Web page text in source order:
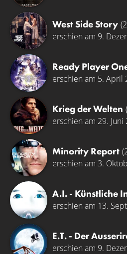
West Side Story
erschien am 9.
Ready Player
erschien am 5. April
Krieg der Welten
erschien am 29. Juni
Minority Report
erschien am 3.
A.I. - Künstliche
erschien am 13.
E.T. - Der
erschien am 9.